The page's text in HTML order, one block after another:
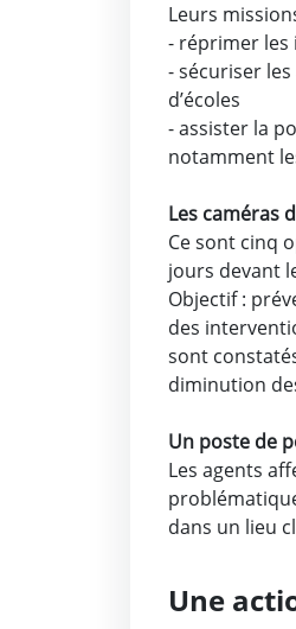
Leurs
- réprimer les
- sécuriser
d’écoles
- assister la
notamment
Les caméras
Ce sont cinq
jours devant
Objectif :
des
sont
diminution
Un poste de
Les agents
dans un lieu
Une